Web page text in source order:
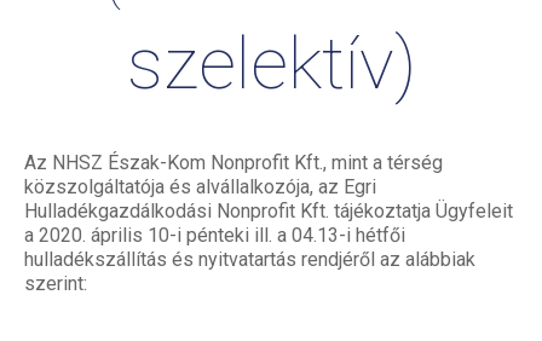
szelektív)
Az NHSZ Észak-Kom Nonprofit Kft., mint a térség
közszolgáltatója és alvállalkozója, az Egri
Hulladékgazdálkodási Nonprofit Kft. tájékoztatja Ügyfeleit
a 2020. április 10-i pénteki ill. a 04.13-i hétfői
hulladékszállítás és nyitvatartás rendjéről az alábbiak
szerint: